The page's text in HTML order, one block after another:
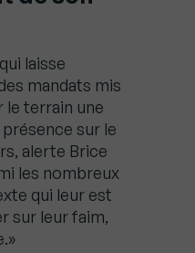
laisse
mandats mis
le terrain une
sur le
alerte Brice
les nombreux
qui leur est
sur leur faim,